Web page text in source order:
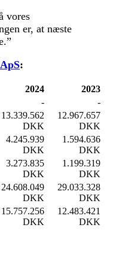
vores
er, at næste
:
2024
2023
-
-
13.339.562
DKK
12.967.657
DKK
4.245.939
DKK
1.594.636
DKK
3.273.835
DKK
1.199.319
DKK
24.608.049
DKK
29.033.328
DKK
15.757.256
DKK
12.483.421
DKK